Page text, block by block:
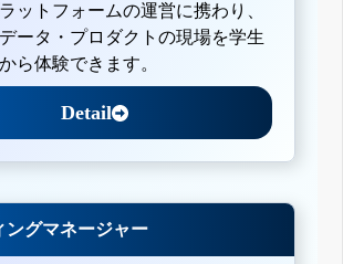
ットフォームの運営に携わり、
ータ・プロダクトの現場を学生
ら体験できます。
Detail
ングマネージャー